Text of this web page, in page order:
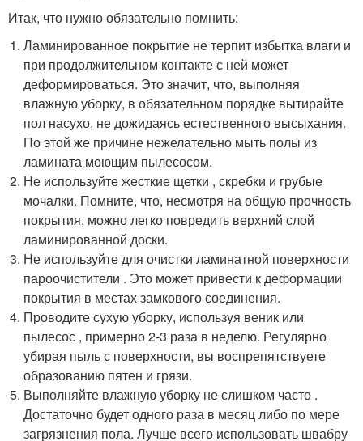
Итак, что нужно обязательно помнить:
Ламинированное покрытие не терпит избытка влаги и
при продолжительном контакте с ней может
деформироваться. Это значит, что, выполняя
влажную уборку, в обязательном порядке вытирайте
пол насухо, не дожидаясь естественного высыхания.
По этой же причине нежелательно мыть полы из
ламината моющим пылесосом.
Не используйте жесткие щетки , скребки и грубые
мочалки. Помните, что, несмотря на общую прочность
покрытия, можно легко повредить верхний слой
ламинированной доски.
Не используйте для очистки ламинатной поверхности
пароочистители . Это может привести к деформации
покрытия в местах замкового соединения.
Проводите сухую уборку, используя веник или
пылесос , примерно 2-3 раза в неделю. Регулярно
убирая пыль с поверхности, вы воспрепятствуете
образованию пятен и грязи.
Выполняйте влажную уборку не слишком часто .
Достаточно будет одного раза в месяц либо по мере
загрязнения пола. Лучше всего использовать швабру